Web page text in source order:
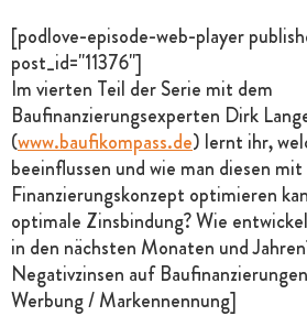
[podlove-episode-web-player
post_id="11376"]
Im vierten Teil der Serie mit dem
Baufinanzierungsexperten Dirk
(www.baufikompass.de) lernt ihr,
beeinflussen und wie man diesen
Finanzierungskonzept optimieren
optimale Zinsbindung? Wie
in den nächsten Monaten und
Negativzinsen auf
Werbung / Markennennung]